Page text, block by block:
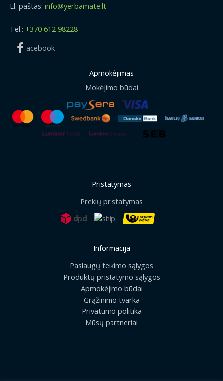
El. paštas: info@yerbamate.lt
Tel.: +370 612 98228
acebook
Apmokėjimas
Mokėjimo būdai
Pristatymas
Prekių pristatymas
Informacija
Paslaugų teikimo sąlygos
Produktų pristatymo sąlygos
Apmokėjimo būdai
Grąžinimo tvarka
Privatumo politika
Mūsų partneriai